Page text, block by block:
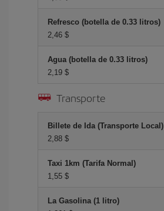
Refresco (botella de 0.33 litros)
2,46 $
Agua (botella de 0.33 litros)
2,19 $
Transporte
Billete de Ida (Transporte Local)
2,88 $
Taxi 1km (Tarifa Normal)
1,55 $
La Gasolina (1 litro)